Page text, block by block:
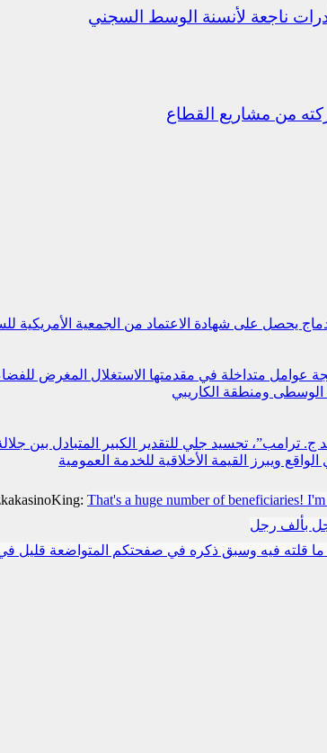
ناجعة لأنسنة الوسط السجني
من مشاريع القطاع
يحصل على شهادة الاعتماد من الجمعية الأمريكية
عوامل متداخلة في مقدمتها الاستغلال المغرض
الوسطى ومنطقة الكاريبي
ترامب”، تجسيد جلي للتقدير الكبير المتبادل بين
ويبرز القيمة الأخلاقية للخدمة العمومية
That's a huge number of beneficiaries!
بألف رجل
قلته فيه وسبق ذكره في صفحتكم المتواضعة قليل